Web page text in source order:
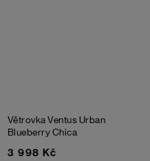
Větrovka Ventus Urban
Blueberry Chica
3 998 Kč